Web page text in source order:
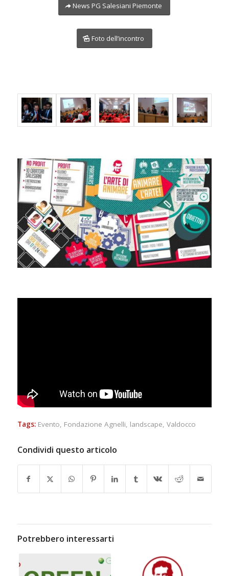
News PG Salesiani Piemonte
Foto dell’incontro
Tags: Evento, Fondazione Agnelli, landscape, Valdocco
Condividi questo articolo
Potrebbero interessarti